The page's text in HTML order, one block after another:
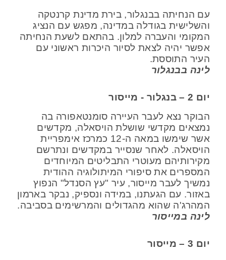
עם הנחיתה בבנגלור, בירת מדינת קרנטקה
והשלישית בגודלה במדינה, מפגש עם הנציג
המקומי והעברה למלון. בהתאם לשעת הנחיתה
אפשר יהיה לצאת לסיור היכרות ראשוני עם
העיר התוססת.
לינה בבנגלור
יום 2 – בנגלור - מייסור
הבוקר נצא לעבר העיירה סומנטאפורה בה
נמצאים מקדשי שושלת הויסאלה, מקדשים
אשר שימשו במאה ה-12 כמרכז אימפריית
הויסאלה. לאחר שנסייר במקדשים ונתרשם
מקירותיהם מעוטרי התבליטים המיוחדים
המספרים את סיפורי המיתולוגיה ההודית
נמשיך לעבר מייסור, עיר "עץ הסנדל" הנפוץ
באזור. עם הגעתנו, במידה ונספיק, נבקר בארמון
המהרג'ה שהוא מהגדולים והמרשימים בסביבה.
לינה במייסור
יום 3 – מייסור